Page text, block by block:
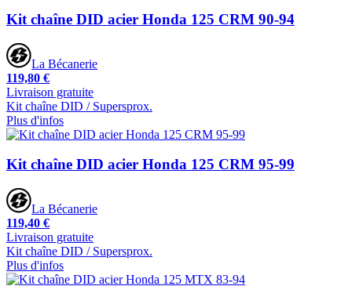
Kit chaîne DID acier Honda 125 CRM 90-94
La Bécanerie
119,80 €
Livraison gratuite
Kit chaîne DID / Supersprox.
Plus d'infos
Kit chaîne DID acier Honda 125 CRM 95-99
La Bécanerie
119,40 €
Livraison gratuite
Kit chaîne DID / Supersprox.
Plus d'infos